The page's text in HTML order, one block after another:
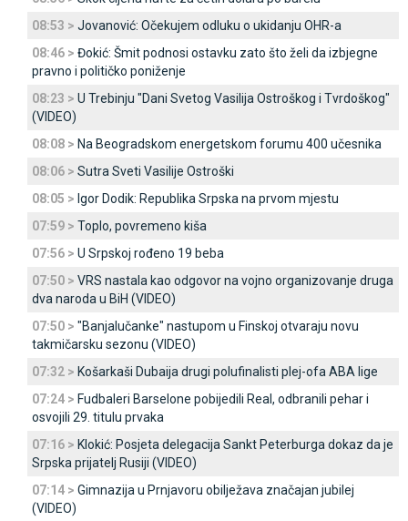
08:53 > Јovanović: Očekujem odluku o ukidanju OHR-a
08:46 > Đokić: Šmit podnosi ostavku zato što želi da izbjegne
pravno i političko poniženje
08:23 > U Trebinju "Dani Svetog Vasilija Ostroškog i Tvrdoškog"
(VIDEO)
08:08 > Na Beogradskom energetskom forumu 400 učesnika
08:06 > Sutra Sveti Vasilije Ostroški
08:05 > Igor Dodik: Republika Srpska na prvom mjestu
07:59 > Toplo, povremeno kiša
07:56 > U Srpskoj rođeno 19 beba
07:50 > VRS nastala kao odgovor na vojno organizovanje druga
dva naroda u BiH (VIDEO)
07:50 > "Banjalučanke" nastupom u Finskoj otvaraju novu
takmičarsku sezonu (VIDEO)
07:32 > Košarkaši Dubaija drugi polufinalisti plej-ofa ABA lige
07:24 > Fudbaleri Barselone pobijedili Real, odbranili pehar i
osvojili 29. titulu prvaka
07:16 > Klokić: Posjeta delegacija Sankt Peterburga dokaz da je
Srpska prijatelj Rusiji (VIDEO)
07:14 > Gimnazija u Prnjavoru obilježava značajan jubilej
(VIDEO)